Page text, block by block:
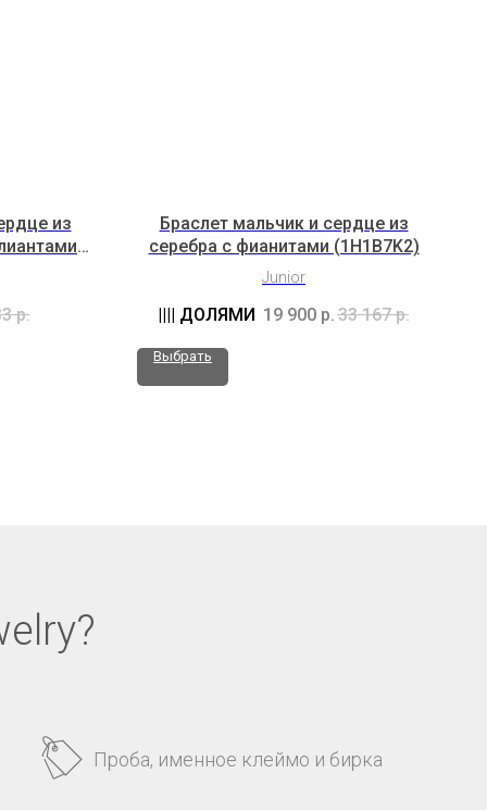
из
р.
Браслет мальчик и сердце из
серебра с фианитами (1H1B7K2)
Junior
19 900 р. 33 167 р.
Выбрать
Проба, именное клеймо и бирка